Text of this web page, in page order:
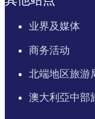
业界及媒体
商务活动
北端地区旅游
澳大利亞中部